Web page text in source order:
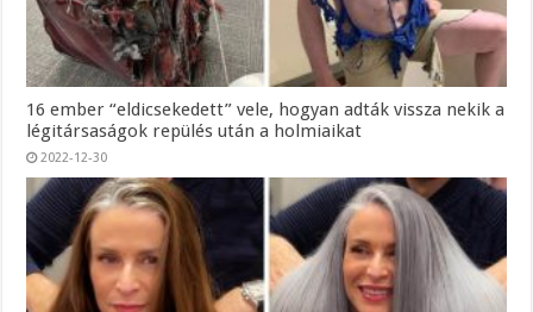
16 ember “eldicsekedett” vele, hogyan adták vissza nekik a
légitársaságok repülés után a holmiaikat
2022-12-30